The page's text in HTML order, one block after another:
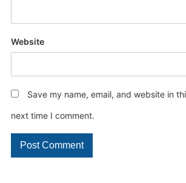
Website
Save my name, email, and website in
next time I comment.